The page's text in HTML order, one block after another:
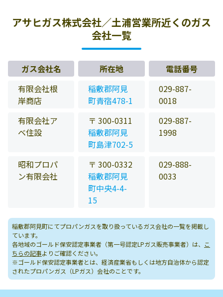
アサヒガス株式会社／土浦営業所近くのガス
会社一覧
ガス会社名 所在地
電話番号
有限会社根
岸商店
稲敷郡阿見
町青宿478-1
029-887-
0018
有限会社ア
ベ住設
〒 300-0311
稲敷郡阿見
町島津702-5
029-887-
1998
昭和プロパ
ン有限会社
〒 300-0332
稲敷郡阿見
町中央4-4-
15
029-888-
0033
稲敷郡阿見町にてプロパンガスを取り扱っているガス会社の一覧を掲載し
ています。
各地域のゴールド保安認定事業者（第一号認定LPガス販売事業者）は、
こ
ちらの記事よりご確認ください。
※ゴールド保安認定事業者とは、経済産業省もしくは地方自治体から認定
されたプロパンガス（LPガス）会社のことです。